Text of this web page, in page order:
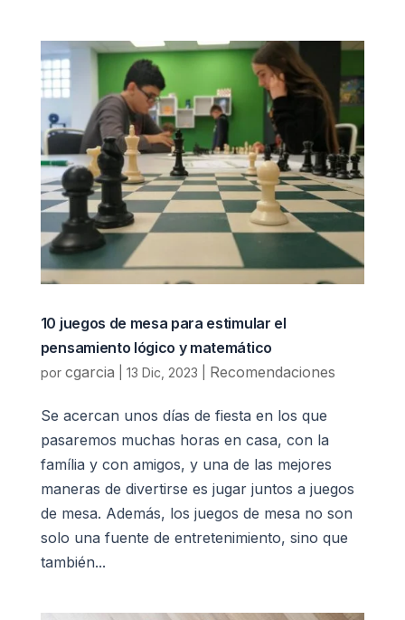
10 juegos de mesa para estimular el
pensamiento lógico y matemático
por cgarcia 13 Dic, 2023 Recomendaciones
Se acercan unos días de fiesta en los que
pasaremos muchas horas en casa, con la
família y con amigos, y una de las mejores
maneras de divertirse es jugar juntos a juegos
de mesa. Además, los juegos de mesa no son
solo una fuente de entretenimiento, sino que
también...